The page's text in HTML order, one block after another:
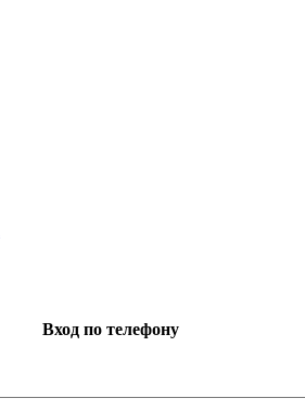
Вход по телефону